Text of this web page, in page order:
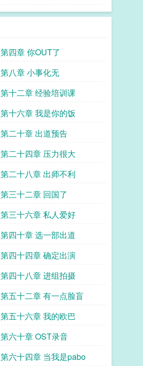
第四章 你OUT了
第八章 小事化无
第十二章 经验培训课
第十六章 我是你的饭
第二十章 出道预告
第二十四章 压力很大
第二十八章 出师不利
第三十二章 回国了
第三十六章 私人爱好
第四十章 选一部出道
第四十四章 确定出演
第四十八章 进组拍摄
第五十二章 有一点脸盲
第五十六章 我的欧巴
第六十章 OST录音
第六十四章 当我是pabo